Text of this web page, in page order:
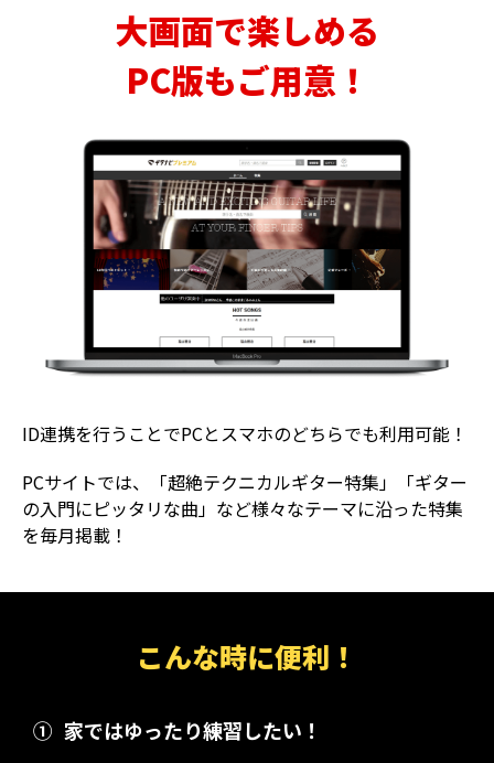
大画面で楽しめる
PC版もご用意！
ID連携を行うことでPCとスマホのどちらでも利用可能！
PCサイトでは、「超絶テクニカルギター特集」「ギター
の入門にピッタリな曲」など様々なテーマに沿った特集
を毎月掲載！
こんな時に便利！
① 家ではゆったり練習したい！